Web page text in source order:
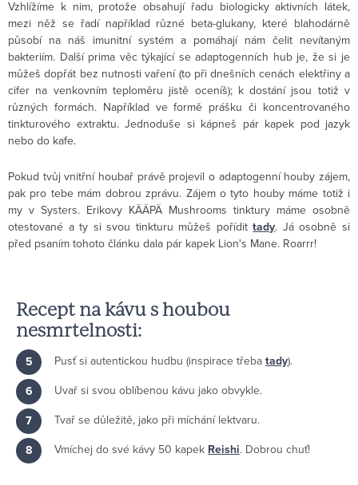
Vzhlížíme k nim, protože obsahují řadu biologicky aktivních látek,
mezi něž se řadí například různé beta-glukany, které blahodárně
působí na náš imunitní systém a pomáhají nám čelit nevítaným
bakteriím. Další prima věc týkající se adaptogenních hub je, že si je
můžeš dopřát bez nutnosti vaření (to při dnešních cenách elektřiny a
cifer na venkovním teploměru jistě oceníš); k dostání jsou totiž v
různých formách. Například ve formě prášku či koncentrovaného
tinkturového extraktu. Jednoduše si kápneš pár kapek pod jazyk
nebo do kafe.
Pokud tvůj vnitřní houbař právě projevil o adaptogenní houby zájem,
pak pro tebe mám dobrou zprávu. Zájem o tyto houby máme totiž i
my v Systers. Erikovy KÄÄPÄ Mushrooms tinktury máme osobně
otestované a ty si svou tinkturu můžeš pořídittady. Já osobně si
před psaním tohoto článku dala pár kapek Lion's Mane. Roarrr!
Recept na kávu s houbou
nesmrtelnosti:
Pusť si autentickou hudbu (inspirace třeba tady).
Uvař si svou oblíbenou kávu jako obvykle.
Tvař se důležitě, jako při míchání lektvaru.
Vmíchej do své kávy 50 kapek Reishi. Dobrou chuť!